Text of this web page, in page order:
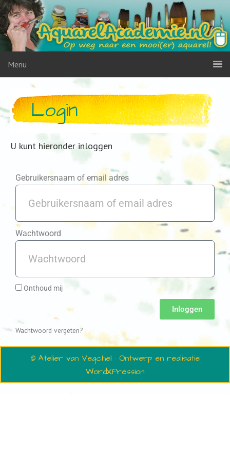
Menu
Login
U kunt hieronder inloggen
Gebruikersnaam of email adres
Wachtwoord
Onthoud mij
Inloggen
Wachtwoord vergeten?
© Atelier van Vegchel · Ontwerp en realisatie
WordXPression